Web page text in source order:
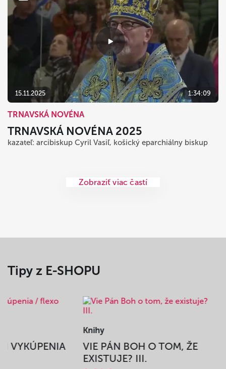
15.11.2025 1:34:09
TRNAVSKÁ NOVÉNA
TRNAVSKÁ NOVÉNA 2025
kazateľ: arcibiskup Cyril Vasiľ, košický eparchiálny biskup
Zobraziť viac častí
Tipy z E-SHOPU
VYKÚPENIA
Knihy
VIE PÁN BOH O TOM, ŽE
EXISTUJE? III.